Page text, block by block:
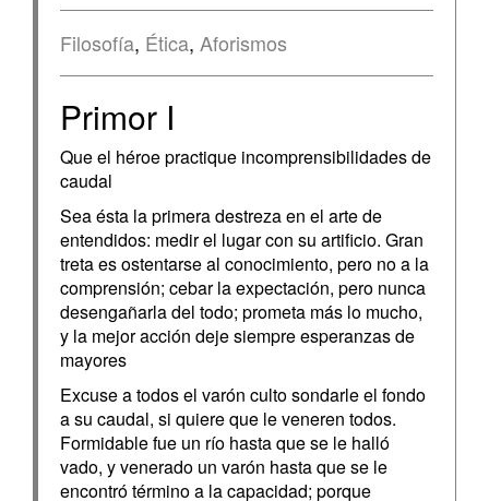
Filosofía, Ética, Aforismos
Primor I
Que el héroe practique incomprensibilidades de
caudal
Sea ésta la primera destreza en el arte de
entendidos: medir el lugar con su artificio. Gran
treta es ostentarse al conocimiento, pero no a la
comprensión; cebar la expectación, pero nunca
desengañarla del todo; prometa más lo mucho,
y la mejor acción deje siempre esperanzas de
mayores
Excuse a todos el varón culto sondarle el fondo
a su caudal, si quiere que le veneren todos.
Formidable fue un río hasta que se le halló
vado, y venerado un varón hasta que se le
encontró término a la capacidad; porque